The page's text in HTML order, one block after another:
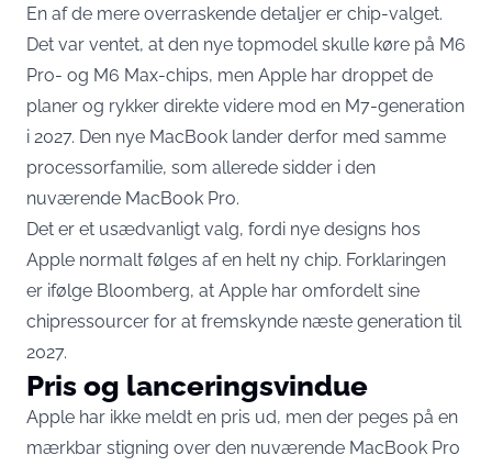
En af de mere overraskende detaljer er chip-valget.
Det var ventet, at den nye topmodel skulle køre på M6
Pro- og M6 Max-chips, men Apple har droppet de
planer og rykker direkte videre mod en M7-generation
i 2027. Den nye MacBook lander derfor med samme
processorfamilie, som allerede sidder i den
nuværende MacBook Pro.
Det er et usædvanligt valg, fordi nye designs hos
Apple normalt følges af en helt ny chip. Forklaringen
er ifølge Bloomberg, at Apple har omfordelt sine
chipressourcer for at fremskynde næste generation til
2027.
Pris og lanceringsvindue
Apple har ikke meldt en pris ud, men der peges på en
mærkbar stigning over den nuværende MacBook Pro